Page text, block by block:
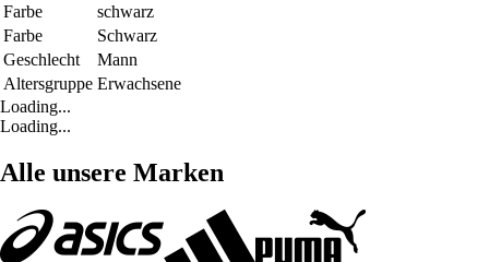
Farbe
schwarz
Farbe
Schwarz
Geschlecht
Mann
Altersgruppe Erwachsene
Loading...
Loading...
Alle unsere Marken